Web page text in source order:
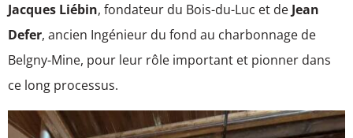
Jacques Liébin, fondateur du Bois-du-Luc et de Jean
Defer, ancien Ingénieur du fond au charbonnage de
Belgny-Mine, pour leur rôle important et pionner dans
ce long processus.